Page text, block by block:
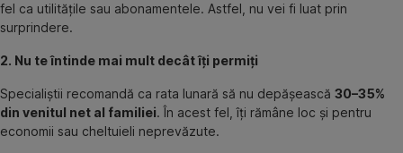
fel ca utilitățile sau abonamentele. Astfel, nu vei fi luat prin
surprindere.
2. Nu te întinde mai mult decât îți permiți
Specialiștii recomandă ca rata lunară să nu depășească 30–35%
din venitul net al familiei. În acest fel, îți rămâne loc și pentru
economii sau cheltuieli neprevăzute.